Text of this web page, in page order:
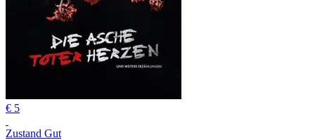
€ 5
Zustand Gut